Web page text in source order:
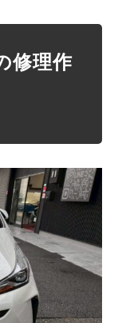
修理作